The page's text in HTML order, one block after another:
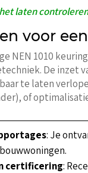
het laten
voor
NEN 1010
De inzet
te laten
of
: Je
certificering: